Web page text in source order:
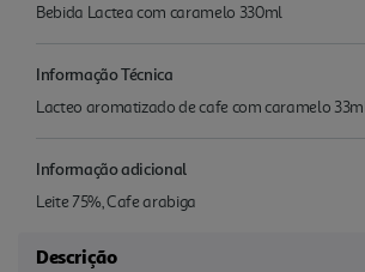
Bebida Lactea com caramelo 330ml
Informação Técnica
Lacteo aromatizado de cafe com caramelo
Informação adicional
Leite 75%, Cafe arabiga
Descrição